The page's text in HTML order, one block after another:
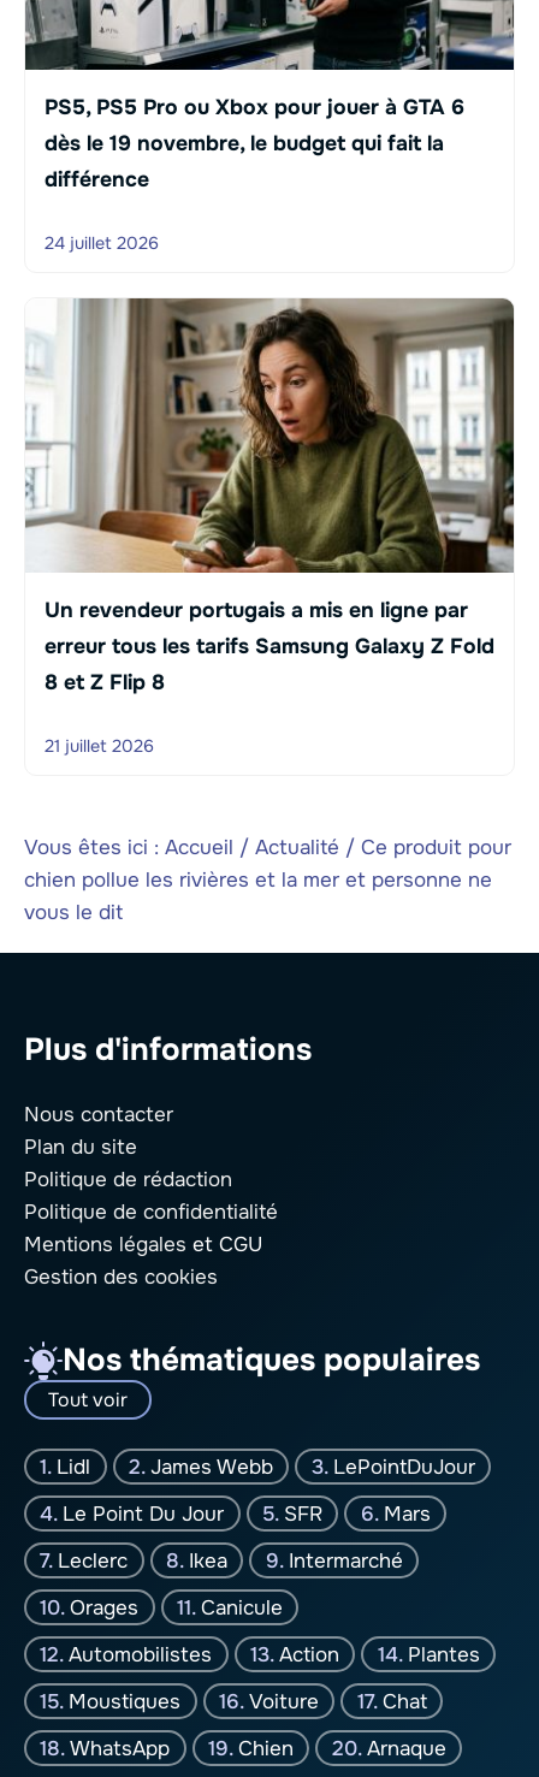
PS5, PS5 Pro ou Xbox pour jouer à GTA 6
dès le 19 novembre, le budget qui fait la
différence
24 juillet 2026
Un revendeur portugais a mis en ligne par
erreur tous les tarifs Samsung Galaxy Z Fold
8 et Z Flip 8
21 juillet 2026
Vous êtes ici : Accueil / Actualité / Ce produit pour
chien pollue les rivières et la mer et personne ne
vous le dit
Plus d'informations
Nous contacter
Plan du site
Politique de rédaction
Politique de confidentialité
Mentions légales et CGU
Gestion des cookies
Nos thématiques populaires
Tout voir
Lidl James Webb
LePointDuJour
Le Point Du Jour
SFR
Mars
Leclerc
Ikea
Intermarché
Orages
Canicule
Automobilistes
Action
Plantes
Moustiques
Voiture
Chat
WhatsApp
Chien Arnaque